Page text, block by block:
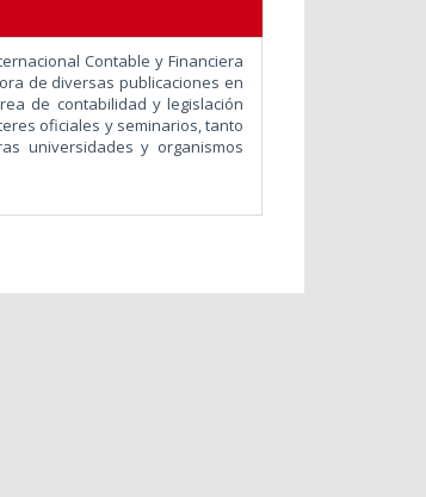
Contable y Financiera
de diversas publicaciones en
de contabilidad y legislación
oficiales y seminarios, tanto
universidades y organismos